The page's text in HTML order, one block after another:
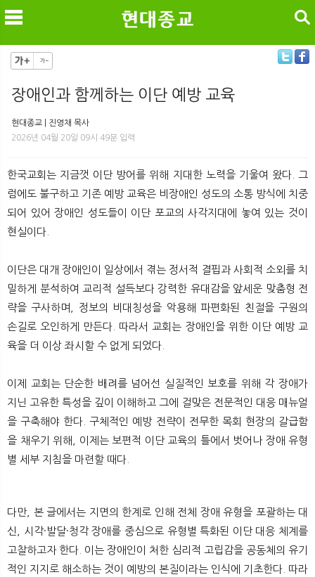
뉴 색
검색
장애인과 함께하는 이단 예방 교육
현대종교 | 진영채 목사
2026년 04월 20일 09시 49분 입력
한국교회는 지금껏 이단 방어를 위해 지대한 노력을 기울여 왔다. 그
럼에도 불구하고 기존 예방 교육은 비장애인 성도의 소통 방식에 치중
되어 있어 장애인 성도들이 이단 포교의 사각지대에 놓여 있는 것이
현실이다.
이단은 대개 장애인이 일상에서 겪는 정서적 결핍과 사회적 소외를 치
밀하게 분석하여 교리적 설득보다 강력한 유대감을 앞세운 맞춤형 전
략을 구사하며, 정보의 비대칭성을 악용해 파편화된 친절을 구원의
손길로 오인하게 만든다. 따라서 교회는 장애인을 위한 이단 예방 교
육을 더 이상 좌시할 수 없게 되었다.
이제 교회는 단순한 배려를 넘어선 실질적인 보호를 위해 각 장애가
지닌 고유한 특성을 깊이 이해하고 그에 걸맞은 전문적인 대응 매뉴얼
을 구축해야 한다. 구체적인 예방 전략이 전무한 목회 현장의 갈급함
을 채우기 위해, 이제는 보편적 이단 교육의 틀에서 벗어나 장애 유형
별 세부 지침을 마련할 때다.
다만, 본 글에서는 지면의 한계로 인해 전체 장애 유형을 포괄하는 대
신, 시각·발달·청각 장애를 중심으로 유형별 특화된 이단 대응 체계를
고찰하고자 한다. 이는 장애인이 처한 심리적 고립감을 공동체의 유기
적인 지지로 해소하는 것이 예방의 본질이라는 인식에 기초한다. 따라